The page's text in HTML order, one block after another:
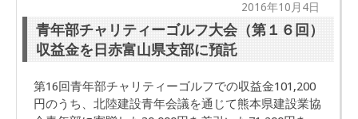
2016年10月4日
青年部チャリティーゴルフ大会（第１６回）
収益金を日赤富山県支部に預託
第16回青年部チャリティーゴルフでの収益金101,200
円のうち、北陸建設青年会議を通じて熊本県建設業協